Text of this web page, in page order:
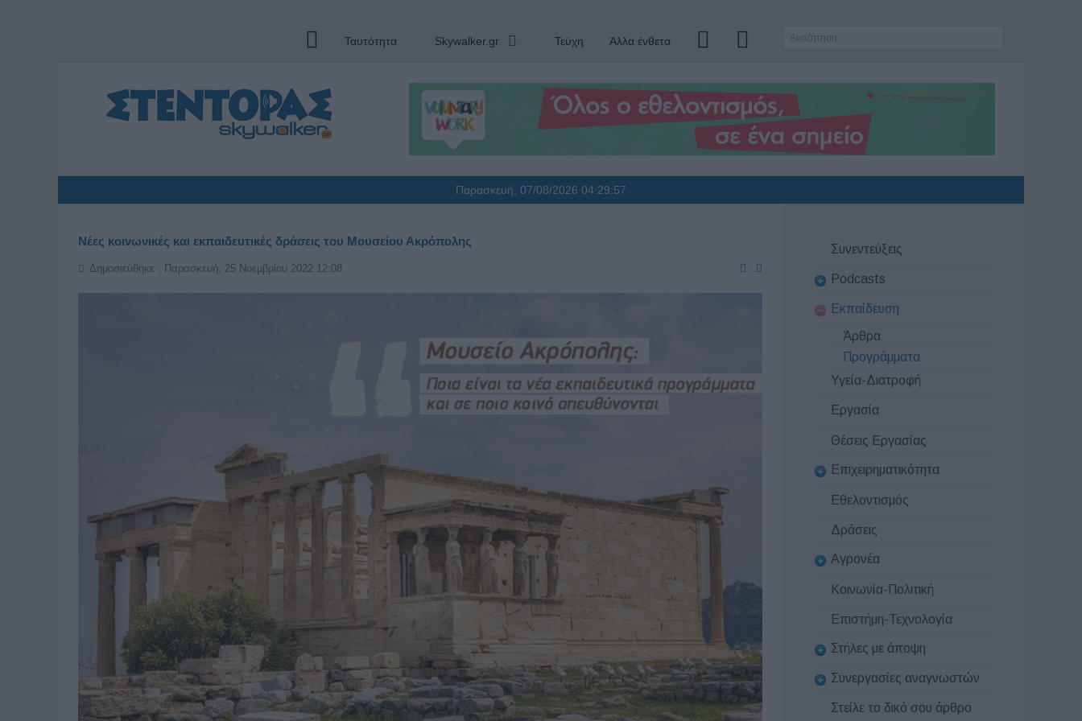
Ταυτότητα Skywalker.gr Τεύχη Άλλα ένθετα
Παρασκευή, 07/08/2026 04:29:58
Νέες κοινωνικές και εκπαιδευτικές δράσεις του Μουσείου Ακρόπολης
Δημοσιεύθηκε : Παρασκευή, 25 Νοεμβρίου 2022 12:08
Συνεντεύξεις
Podcasts
Εκπαίδευση
Άρθρα
Προγράμματα
Υγεία-Διατροφή
Εργασία
Θέσεις Εργασίας
Επιχειρηματικότητα
Εθελοντισμός
Δράσεις
Αγρονέα
Κοινωνία-Πολιτική
Επιστήμη-Τεχνολογία
Στήλες με άποψη
Συνεργασίες αναγνωστών
Στείλε το δικό σου άρθρο